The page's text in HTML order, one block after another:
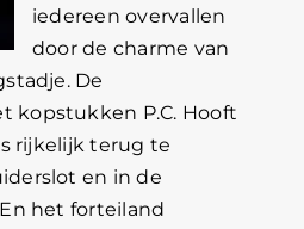
iedereen overvallen
door de charme van
De
kopstukken P.C. Hooft
rijkelijk terug te
en in de
het forteiland